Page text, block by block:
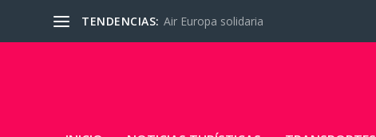
TENDENCIAS: Air Europa solidaria